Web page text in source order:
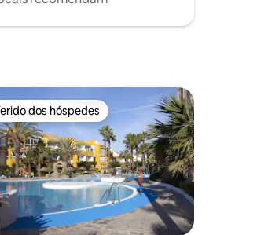
dos hóspedes
dos hóspedes